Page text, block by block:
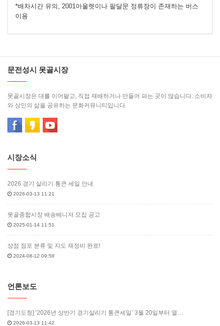
*배차시간 유의, 2001아울렛이나 팔달문 정류장이 존재하는 버스
이용
문전성시 못골시장
못골시장은 대를 이어팔고, 직접 재배하거나 만들어 파는 곳이 많습니다. 소비자
와 상인의 삶을 공유하는 문화커뮤니티입니다.
시장소식
2026 경기 살리기 통큰 세일 안내
2026-03-13 11:21
못골종합시장 배송배니저 모집 공고
2025-01-14 11:51
상점 점포 분류 및 지도 재정비 완료!
2024-08-12 09:58
언론보도
[경기도청] ‘2026년 상반기 경기살리기 통큰세일’ 3월 20일부터 열…
2026-03-13 11:42